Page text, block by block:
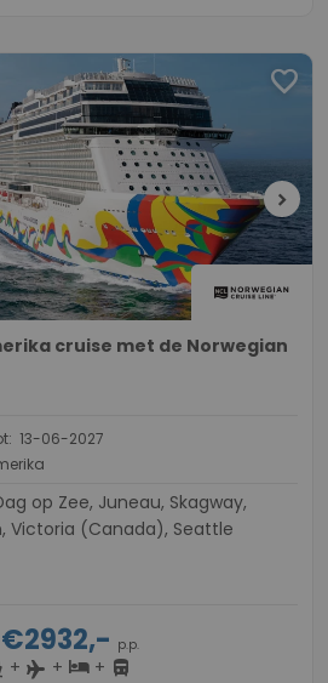
favorite
chevron_right
cruise met de Norwegian
13-06-2027
Victoria (Canada), Seattle
€2932,- p.p.
+ flight + hotel+ directions_bus